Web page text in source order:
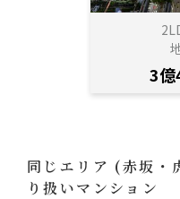
3
同じエリア (赤坂・
り扱いマンション